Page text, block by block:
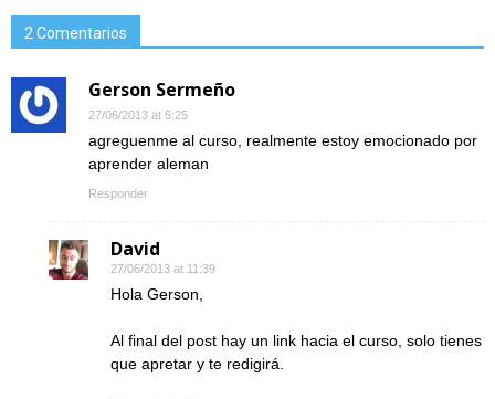
2 Comentarios
Gerson Sermeño
27/06/2013 at 5:25
agreguenme al curso, realmente estoy emocionado por
aprender aleman
Responder
David
27/06/2013 at 11:39
Hola Gerson,
Al final del post hay un link hacia el curso, solo tienes
que apretar y te redigirá.